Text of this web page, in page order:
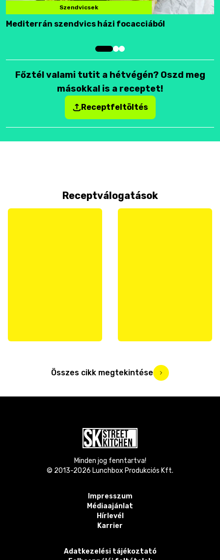
Szendvicsek
Mediterrán szendvics házi focacciából
Főztél valami tutit a hétvégén? Oszd meg
másokkal is a receptet!
Receptfeltöltés
Receptválogatások
Összes cikk megtekintése
Minden jog fenntartva!
© 2013-2026 Lunchbox Produkciós Kft.
Impresszum
Médiaajánlat
Hírlevél
Karrier
Adatkezelési tájékoztató